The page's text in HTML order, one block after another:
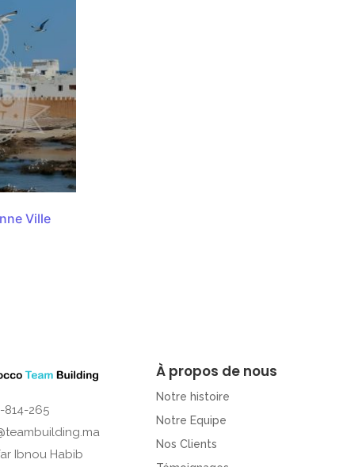
Ville
814-265
Ibnou Habib
À propos de nous
Notre histoire
Notre Equipe
Nos Clients